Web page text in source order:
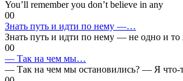
You’ll remember you don’t believe in any
00
Знать путь и идти по нему —…
Знать путь и идти по нему — не одно и то
00
— Так на чем мы…
— Так на чем мы остановились? — Я что-